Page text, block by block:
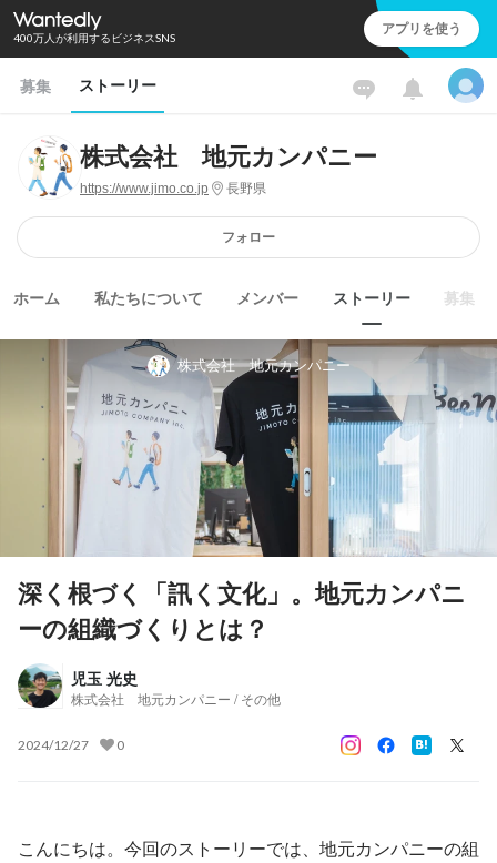
400万人が利用するビジネスSNS アプリを使う
募集 ストーリー
株式会社 地元カンパニー
https://www.jimo.co.jp 長野県
フォロー
ホーム 私たちについて メンバー ストーリー 募集
株式会社 地元カンパニー
深く根づく「訊く文化」。地元カンパニ
ーの組織づくりとは？
児玉 光史
株式会社 地元カンパニー / その他
2024/12/27 0
こんにちは。今回のストーリーでは、地元カンパニーの組